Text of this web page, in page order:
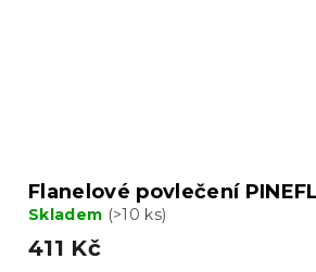
Flanelové povlečení
Skladem (>10 ks)
411 Kč